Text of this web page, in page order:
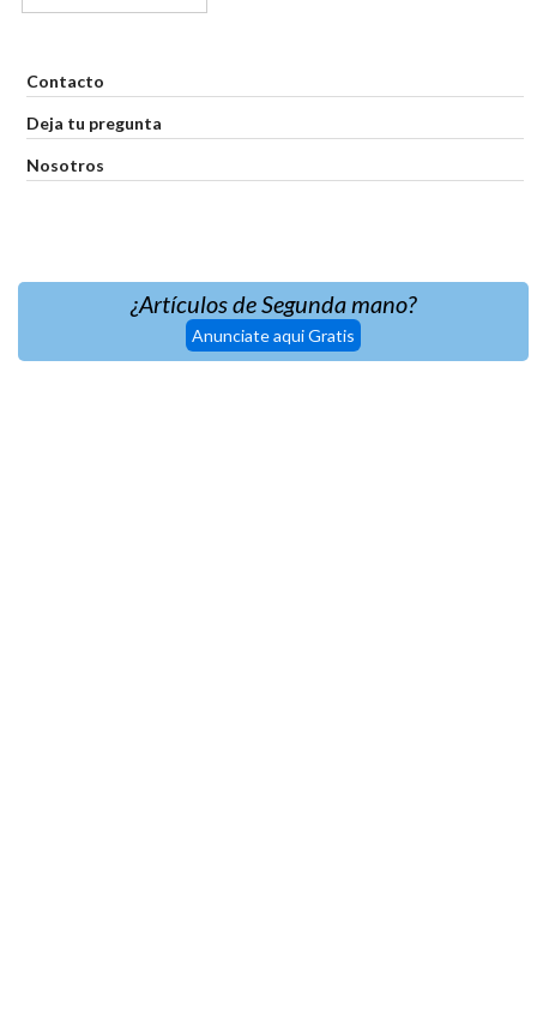
Contacto
Deja tu pregunta
Nosotros
¿Artículos de Segunda mano?
Anunciate aqui Gratis